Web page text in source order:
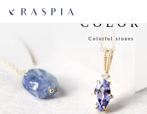
COLOR
Colorful stones